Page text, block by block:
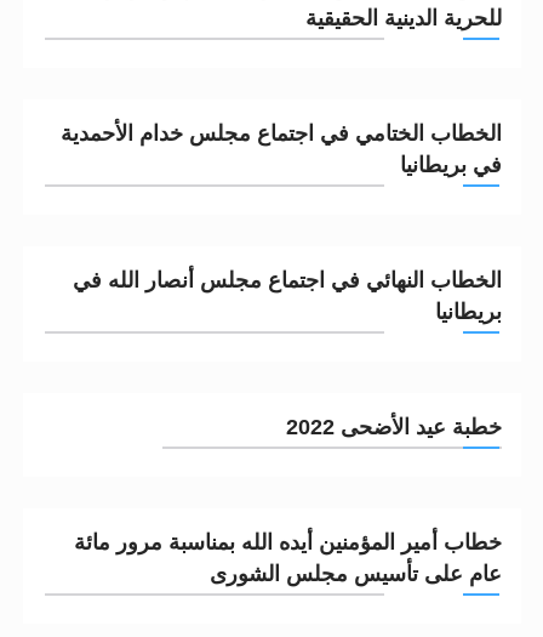
للحرية الدينية الحقيقية
الخطاب الختامي في اجتماع مجلس خدام الأحمدية
في بريطانيا
الخطاب النهائي في اجتماع مجلس أنصار الله في
بريطانيا
خطبة عيد الأضحى 2022
خطاب أمير المؤمنين أيده الله بمناسبة مرور مائة
عام على تأسيس مجلس الشورى